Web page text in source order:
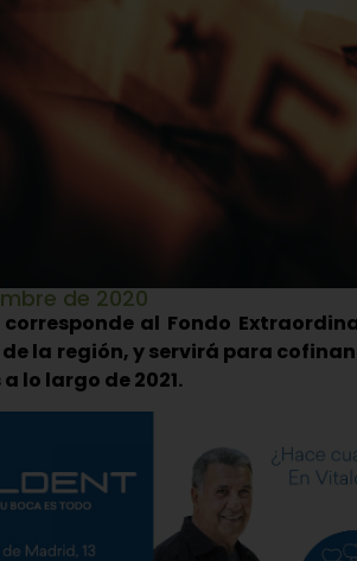
de 2020
al Fondo
la región, y servirá para
lo largo de 2021.